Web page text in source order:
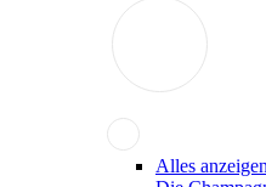
Alles anzeigen